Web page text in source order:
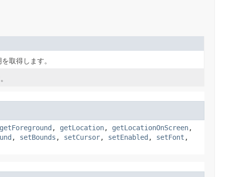
取得します。
getForeground , getLocation, getLocationOnScreen,
, setBounds , setCursor, setEnabled , setFont ,